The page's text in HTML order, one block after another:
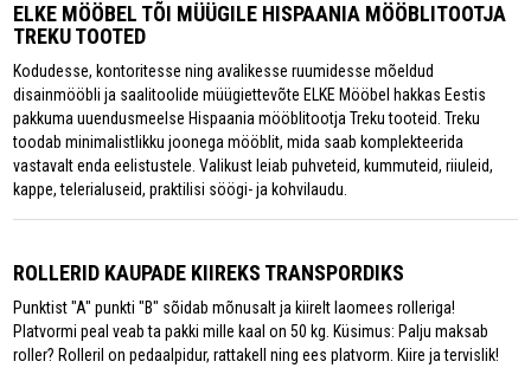
ELKE MÖÖBEL TÕI MÜÜGILE HISPAANIA MÖÖBLITOOTJA
TREKU TOOTED
Kodudesse, kontoritesse ning avalikesse ruumidesse mõeldud
disainmööbli ja saalitoolide müügiettevõte ELKE Mööbel hakkas Eestis
pakkuma uuendusmeelse Hispaania mööblitootja Treku tooteid. Treku
toodab minimalistlikku joonega mööblit, mida saab komplekteerida
vastavalt enda eelistustele. Valikust leiab puhveteid, kummuteid, riiuleid,
kappe, telerialuseid, praktilisi söögi- ja kohvilaudu.
ROLLERID KAUPADE KIIREKS TRANSPORDIKS
Punktist "A" punkti "B" sõidab mõnusalt ja kiirelt laomees rolleriga!
Platvormi peal veab ta pakki mille kaal on 50 kg. Küsimus: Palju maksab
roller? Rolleril on pedaalpidur, rattakell ning ees platvorm. Kiire ja tervislik!